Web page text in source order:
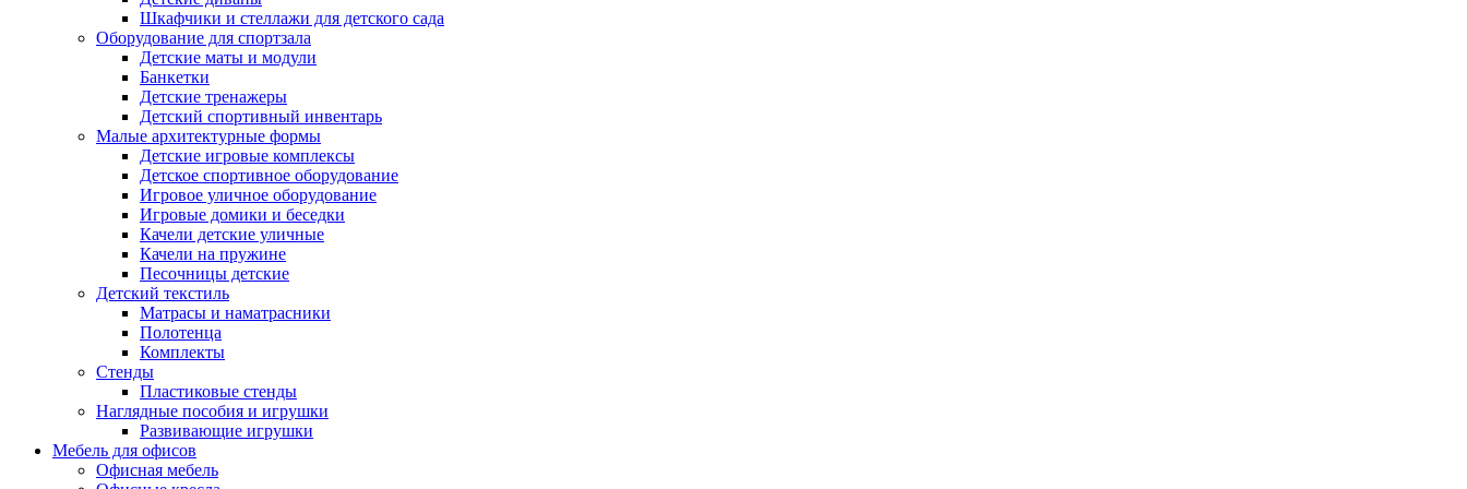
Шкафчики и стеллажи для детского сада
Оборудование для спортзала
Детские маты и модули
Банкетки
Детские тренажеры
Детский спортивный инвентарь
Малые архитектурные формы
Детские игровые комплексы
Детское спортивное оборудование
Игровое уличное оборудование
Игровые домики и беседки
Качели детские уличные
Качели на пружине
Песочницы детские
Детский текстиль
Матрасы и наматрасники
Полотенца
Комплекты
Стенды
Пластиковые стенды
Наглядные пособия и игрушки
Развивающие игрушки
Мебель для офисов
Офисная мебель